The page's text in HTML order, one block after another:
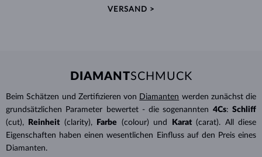
VERSAND >
DIAMANTSCHMUCK
Beim Schätzen und Zertifizieren von Diamanten werden zunächst die
grundsätzlichen Parameter bewertet - die sogenannten 4Cs: Schliff
(cut),
Reinheit (clarity), Farbe (colour) und Karat (carat). All diese
Eigenschaften haben einen wesentlichen Einfluss auf den Preis eines
Diamanten.